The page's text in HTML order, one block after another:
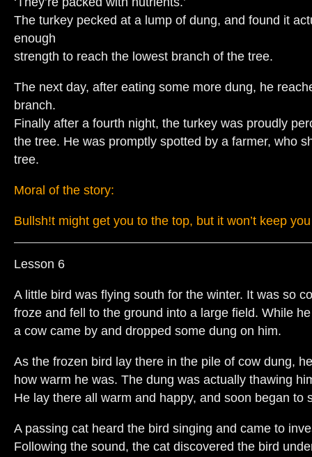
The turkey pecked at a lump of dung, and found it
enough
strength to reach the lowest branch of the tree.
The next day, after eating some more dung, he
branch.
Finally after a fourth night, the turkey was proudly
the tree. He was promptly spotted by a farmer, who
tree.
Moral of the story:
Bullsh!t might get you to the top, but it won’t keep
Lesson 6
A little bird was flying south for the winter. It was so
froze and fell to the ground into a large field. While
a cow came by and dropped some dung on him.
As the frozen bird lay there in the pile of cow dung,
how warm he was. The dung was actually thawing
He lay there all warm and happy, and soon began to
A passing cat heard the bird singing and came to
Following the sound, the cat discovered the bird